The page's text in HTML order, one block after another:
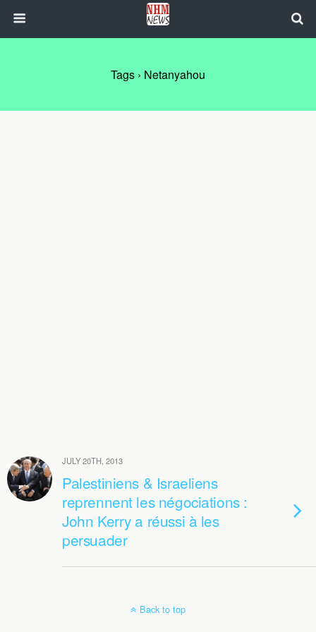
Tags › Netanyahou
JULY 20TH, 2013
Palestiniens & Israeliens
reprennent les négociations :
John Kerry a réussi à les
persuader
Back to top